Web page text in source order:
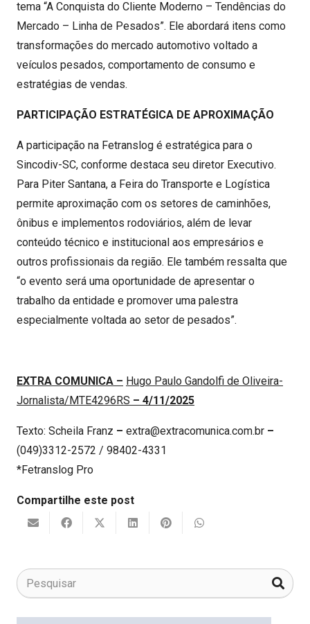
tema “A Conquista do Cliente Moderno – Tendências do
Mercado – Linha de Pesados”. Ele abordará itens como
transformações do mercado automotivo voltado a
veículos pesados, comportamento de consumo e
estratégias de vendas.
PARTICIPAÇÃO ESTRATÉGICA DE APROXIMAÇÃO
A participação na Fetranslog é estratégica para o
Sincodiv-SC, conforme destaca seu diretor Executivo.
Para Piter Santana, a Feira do Transporte e Logística
permite aproximação com os setores de caminhões,
ônibus e implementos rodoviários, além de levar
conteúdo técnico e institucional aos empresários e
outros profissionais da região. Ele também ressalta que
“o evento será uma oportunidade de apresentar o
trabalho da entidade e promover uma palestra
especialmente voltada ao setor de pesados”.
EXTRA COMUNICA – Hugo Paulo Gandolfi de Oliveira-
Jornalista/MTE4296RS – 4/11/2025
Texto: Scheila Franz – extra@extracomunica.com.br –
(049)3312-2572 / 98402-4331
*Fetranslog Pro
Compartilhe este post